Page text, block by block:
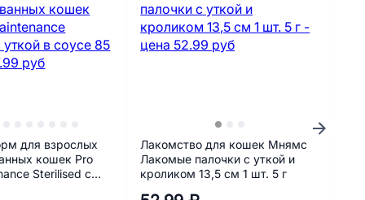
для взрослых
кошек Pro
Sterilised с
Лакомство для кошек Мнямс
Лакомые палочки с уткой и
кроликом 13,5 см 1 шт. 5 г